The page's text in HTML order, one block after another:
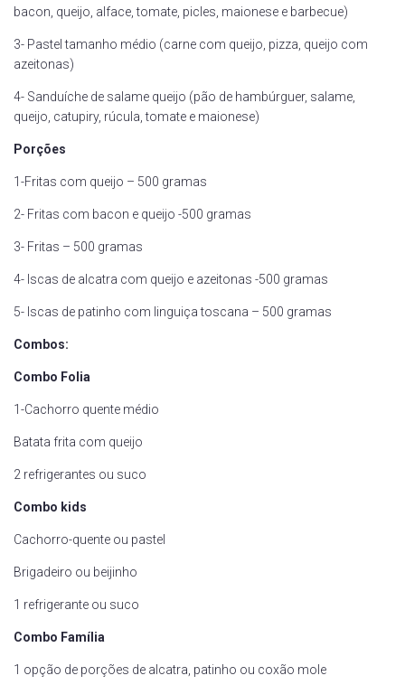
bacon, queijo, alface, tomate, picles, maionese e barbecue)
3- Pastel tamanho médio (carne com queijo, pizza, queijo com
azeitonas)
4- Sanduíche de salame queijo (pão de hambúrguer, salame,
queijo, catupiry, rúcula, tomate e maionese)
Porções
1-Fritas com queijo – 500 gramas
2- Fritas com bacon e queijo -500 gramas
3- Fritas – 500 gramas
4- Iscas de alcatra com queijo e azeitonas -500 gramas
5- Iscas de patinho com linguiça toscana – 500 gramas
Combos:
Combo Folia
1-Cachorro quente médio
Batata frita com queijo
2 refrigerantes ou suco
Combo kids
Cachorro-quente ou pastel
Brigadeiro ou beijinho
1 refrigerante ou suco
Combo Família
1 opção de porções de alcatra, patinho ou coxão mole